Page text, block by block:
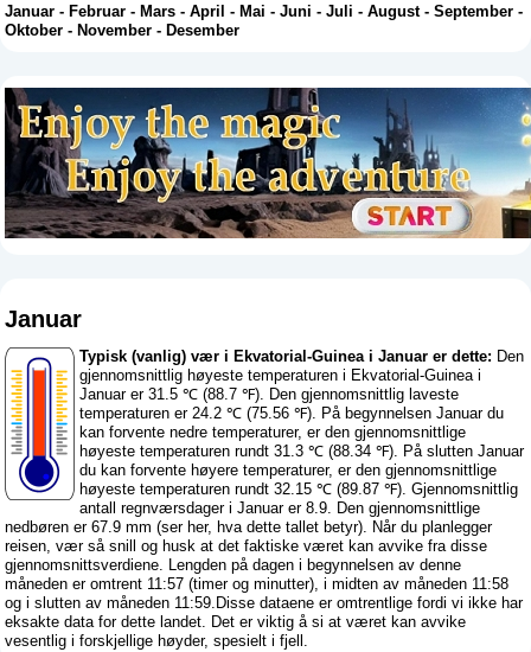
Januar -Februar -Mars -April -Mai -Juni -Juli -August-September -
Oktober -November -Desember
Januar
Typisk (vanlig) vær i Ekvatorial-Guinea i Januar er dette: Den
gjennomsnittlig høyeste temperaturen i Ekvatorial-Guinea i
Januar er 31.5 ℃ (88.7 ℉). Den gjennomsnittlig laveste
temperaturen er 24.2 ℃ (75.56 ℉). På begynnelsen Januar du
kan forvente nedre temperaturer, er den gjennomsnittlige
høyeste temperaturen rundt 31.3 ℃ (88.34 ℉). På slutten Januar
du kan forvente høyere temperaturer, er den gjennomsnittlige
høyeste temperaturen rundt 32.15 ℃ (89.87 ℉). Gjennomsnittlig
antall regnværsdager i Januar er 8.9. Den gjennomsnittlige
nedbøren er 67.9 mm (ser her, hva dette tallet betyr). Når du planlegger
reisen, vær så snill og husk at det faktiske været kan avvike fra disse
gjennomsnittsverdiene. Lengden på dagen i begynnelsen av denne
måneden er omtrent 11:57 (timer og minutter), i midten av måneden 11:58
og i slutten av måneden 11:59.Disse dataene er omtrentlige fordi vi ikke har
eksakte data for dette landet. Det er viktig å si at været kan avvike
vesentlig i forskjellige høyder, spesielt i fjell.